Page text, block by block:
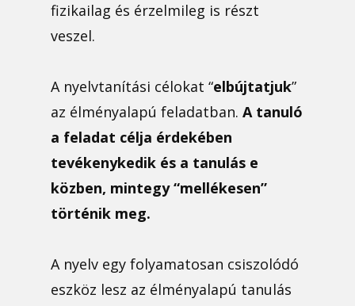
fizikailag és érzelmileg is részt
veszel.
A nyelvtanítási célokat “elbújtatjuk”
az élményalapú feladatban. A tanuló
a feladat célja érdekében
tevékenykedik és a tanulás e
közben, mintegy “mellékesen”
történik meg.
A nyelv egy folyamatosan csiszolódó
eszköz lesz az élményalapú tanulás